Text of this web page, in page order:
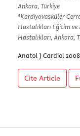
Ankara, Türkiye
4Kardiyovasküler
Hastalıkları Eğitim ve
Hastalıkları, Ankara,
Anatol J Cardiol
Cite Article